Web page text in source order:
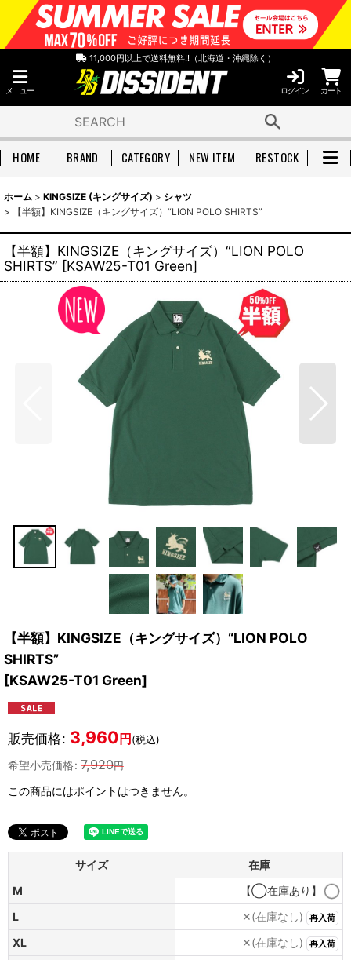
11,000円以上で送料無料!!（北海道・沖縄除く）
メニュー ログイン カート
HOME BRAND CATEGORY NEW ITEM RESTOCK
ホーム > KINGSIZE (キングサイズ) > シャツ
>
【半額】KINGSIZE（キングサイズ）“LION POLO SHIRTS”
【半額】KINGSIZE（キングサイズ）“LION POLO
SHIRTS” [KSAW25-T01 Green]
【半額】KINGSIZE（キングサイズ）“LION POLO
SHIRTS”
[KSAW25-T01 Green]
販売価格: 3,960円(税込)
希望小売価格: 7,920円
この商品にはポイントはつきません。
サイズ
在庫
M
【◯在庫あり】
L
✕(在庫なし) 再入荷
XL ✕(在庫なし) 再入荷